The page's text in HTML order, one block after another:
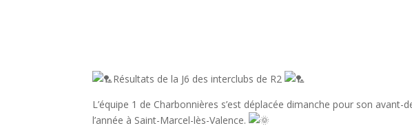
Résultats de la J6 des interclubs de R2
L’équipe 1 de Charbonnières s’est déplacée dimanche pour son avant-
l’année à Saint-Marcel-lès-Valence.